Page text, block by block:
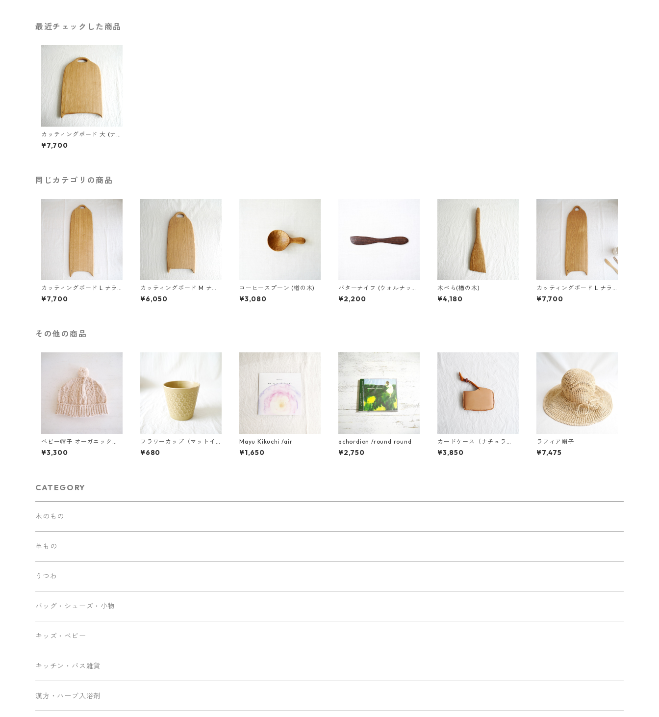
最近チェックした商品
カッティングボード 大 (ナラ
の木) エゴマ油仕上げ (32.5
×20.5)
¥7,700
同じカテゴリの商品
カッティングボード L ナラ
の木 エゴマ油仕上げ (44.2×
15.2)
¥7,700
カッティングボード M ナラ
の木 クルミ油仕上げ (31×15)
¥6,050
コーヒースプーン (楢の木)
¥3,080
バターナイフ (ウォルナッ
ト）
¥2,200
木べら(楢の木)
¥4,180
カッティングボード L ナラ
の木 エゴマ油仕上げ (45.3×
14.3)
¥7,700
その他の商品
ベビー帽子 オーガニックコ
ットン（ブラウン）
¥3,300
フラワーカップ（マットイ
エロー）
¥680
Mayu Kikuchi /air
¥1,650
achordion /round round
¥2,750
カードケース（ナチュラ
ル）
¥3,850
ラフィア帽子
¥7,475
CATEGORY
木のもの
革もの
うつわ
バッグ・シューズ・小物
キッズ・ベビー
キッチン・バス雑貨
漢方・ハーブ入浴剤